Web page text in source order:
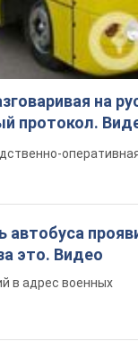
на
протокол.
автобуса
это. Видео
в адрес военных